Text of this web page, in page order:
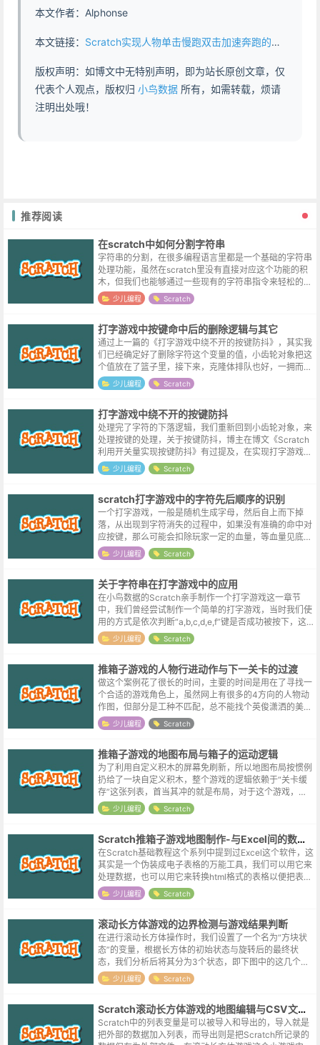
本文作者：Alphonse
本文链接： Scratch实现人物单击慢跑双击加速奔跑的案例 - https://www.abddb.com/scratch_double_click_to_run_character.html
版权声明：如博文中无特别声明，即为站长原创文章，仅
代表个人观点，版权归 小鸟数据 所有，如需转载，烦请
注明出处哦！
推荐阅读
在scratch中如何分割字符串
字符串的分割，在很多编程语言里都是一个基础的字符串
处理功能，虽然在scratch里没有直接对应这个功能的积
木，但我们也能够通过一些现有的字符串指令来轻松的自
定义它。字符串的分割，类似于我们在现实生活中切一根
黄瓜，比如这里我们想把类似 ...
少儿编程 Scratch
打字游戏中按键命中后的删除逻辑与其它
通过上一篇的《打字游戏中绕不开的按键防抖》，其实我
们已经确定好了删除字符这个变量的值，小齿轮对象把这
个值放在了篮子里，接下来，克隆体排队也好，一拥而上
也好，来看看自己的id是不是符合删除条件就好了。下面
的图如果有点模糊，同样请右键“在...
少儿编程 Scratch
打字游戏中绕不开的按键防抖
处理完了字符的下落逻辑，我们重新回到小齿轮对象，来
处理按键的处理，关于按键防抖，博主在博文《Scratch
利用开关量实现按键防抖》有过提及，在实现打字游戏的
过程当中，也遇到了类似的问题，当按下某按键的粘连时
间过长时，会导致屏幕上所有...
少儿编程 Scratch
scratch打字游戏中的字符先后顺序的识别
一个打字游戏，一般是随机生成字母，然后自上而下掉
落，从出现到字符消失的过程中，如果没有准确的命中对
应按键，那么可能会扣除玩家一定的血量，等血量见底，
游戏也就结束了。在随机生成字母的过程中，不可避免的
会出现同一个字母同屏展示的情况，比如...
少儿编程 Scratch
关于字符串在打字游戏中的应用
在小鸟数据的Scratch亲手制作一个打字游戏这一章节
中，我们曾经尝试制作一个简单的打字游戏，当时我们使
用的方式是依次判断“a,b,c,d,e,f”键是否成功被按下，这
样挨个检测的方式显然很没有效率，于是在尝试实现计算
器的时候，在Sc...
少儿编程 Scratch
推箱子游戏的人物行进动作与下一关卡的过渡
做这个案例花了很长的时间，主要的时间是用在了寻找一
个合适的游戏角色上，虽然网上有很多的4方向的人物动
作图，但部分是工种不匹配，总不能找个英俊潇洒的美男
子，或是弱不经风的大小姐来干推箱子这种体力活吧，更
不用说携带管制刀具的剑士，或是呼风...
少儿编程 Scratch
推箱子游戏的地图布局与箱子的运动逻辑
为了利用自定义积木的屏幕免刷新，所以地图布局按惯例
扔给了一块自定义积木，整个游戏的逻辑依赖于“关卡缓
存”这张列表，首当其冲的就是布局，对于这个游戏，博
主将屏幕统一划分成了10横12纵的栅格，不显示的部分
都用“0值”填充，虽然实际的游戏...
少儿编程 Scratch
Scratch推箱子游戏地图制作-与Excel间的数据交换
在Scratch基础教程这个系列中提到过Excel这个软件，这
其实是一个伪装成电子表格的万能工具，我们可以用它来
处理数据，也可以用它来转换html格式的表格以便把表格
内容发布到网站。当然也有用Excel来画像素图，甚至制
作游戏的，对于...
少儿编程 Scratch
滚动长方体游戏的边界检测与游戏结果判断
在进行滚动长方体操作时，我们设置了一个名为“方块状
态”的变量，根据长方体的初始状态与旋转后的最终状
态，我们分析后将其分为3个状态，即下图中的这几个状
态：分别是竖直状态；长的一边靠近X轴的状态；以及长
的一边靠近Y轴的状态。因为视角变化的...
少儿编程 Scratch
Scratch滚动长方体游戏的地图编辑与CSV文件的导入导出
Scratch中的列表变量是可以被导入和导出的，导入就是
把外部的数据加入列表，而导出则是把Scratch所记录的